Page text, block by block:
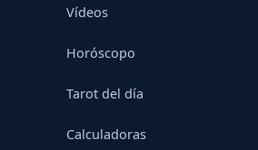
Vídeos
Horóscopo
Tarot del día
Calculadoras